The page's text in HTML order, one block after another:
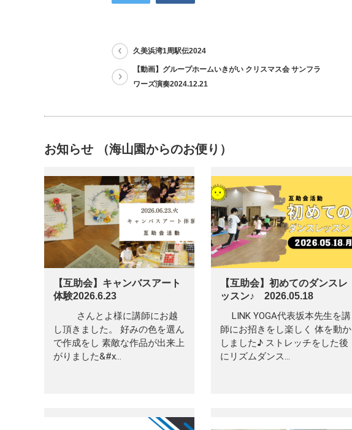
久美浜湾1周駅伝2024
【動画】グループホームいきがい クリスマス会 サンフラ
ワーズ演奏2024.12.21
お知らせ （海山園からのお便り）
【互助会】キャンバスアート
体験2026.6.23
さんとよ様に講師にお越
し頂きました。 好みの色を選ん
で作成をし 素敵な作品が出来上
がりました&#x…
【互助会】初めてのダンスレ
ッスン♪ 2026.05.18
LINK YOGA代表坂本先生を講
師にお招きをし楽しく 体を動か
しました♪ ストレッチをした後
にリズムダンス…